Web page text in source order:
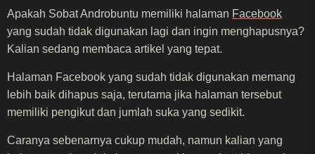
Apakah Sobat Androbuntu memiliki halaman Facebook
yang sudah tidak digunakan lagi dan ingin menghapusnya?
Kalian sedang membaca artikel yang tepat.
Halaman Facebook yang sudah tidak digunakan memang
lebih baik dihapus saja, terutama jika halaman tersebut
memiliki pengikut dan jumlah suka yang sedikit.
Caranya sebenarnya cukup mudah, namun kalian yang